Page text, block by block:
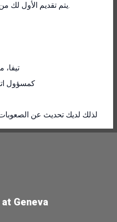
يتم تقديم الأول لك من قبل برنامج الأغذية العالمي.
تيفا،
كمسؤول
لذلك لديك تحديث عن
Geneva